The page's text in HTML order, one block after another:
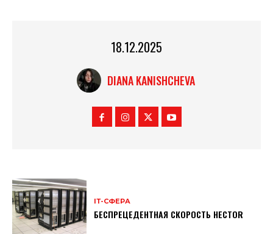
18.12.2025
DIANA KANISHCHEVA
ІТ-СФЕРА
БЕСПРЕЦЕДЕНТНАЯ СКОРОСТЬ HECTOR